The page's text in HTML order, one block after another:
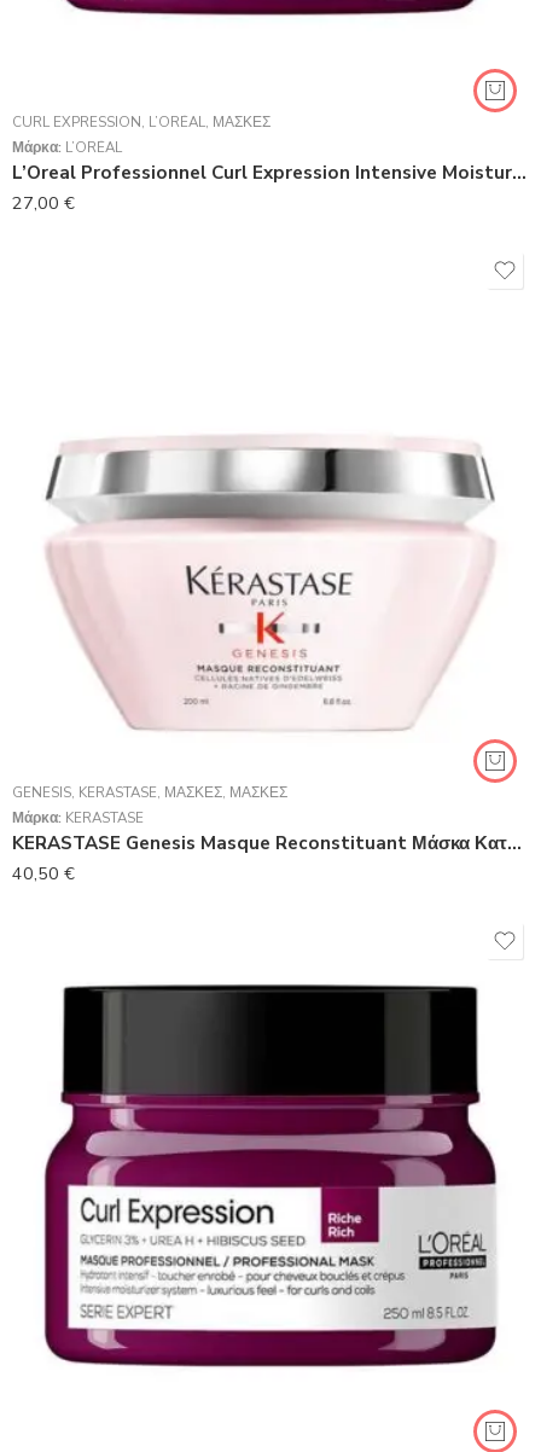
CURL EXPRESSION, L’ORÉAL, ΜΆΣΚΕΣ
Μάρκα: L’ORÉAL
L’Oreal Professionnel Curl Expression Intensive ​Moisturizer Rich Mask 500ml
27,00 €
GENESIS, KERASTASE, ΜΆΣΚΕΣ, ΜΆΣΚΕΣ
Μάρκα: KERASTASE
KERASTASE Genesis Masque Reconstituant Μάσκα Κατά Της Τριχόπτωσης 200ml
40,50 €